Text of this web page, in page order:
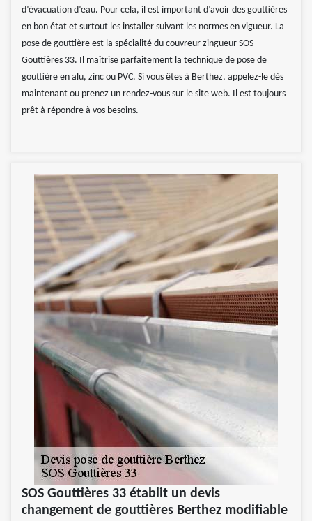
d’évacuation d’eau. Pour cela, il est important d’avoir des gouttières
en bon état et surtout les installer suivant les normes en vigueur. La
pose de gouttière est la spécialité du couvreur zingueur SOS
Gouttières 33. Il maîtrise parfaitement la technique de pose de
gouttière en alu, zinc ou PVC. Si vous êtes à Berthez, appelez-le dès
maintenant ou prenez un rendez-vous sur le site web. Il est toujours
prêt à répondre à vos besoins.
SOS Gouttières 33 établit un devis
changement de gouttières Berthez modifiable